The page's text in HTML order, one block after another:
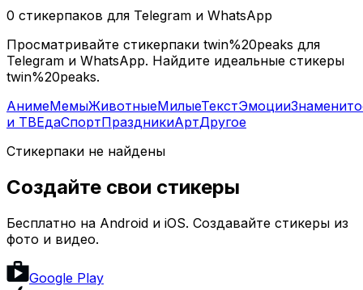
0 стикерпаков для Telegram и WhatsApp
Просматривайте стикерпаки twin%20peaks для
Telegram и WhatsApp. Найдите идеальные стикеры
twin%20peaks.
АнимеМемыЖивотныеМилыеТекстЭмоции
и ТВЕдаСпортПраздникиАртДругое
Стикерпаки не найдены
Создайте свои стикеры
Бесплатно на Android и iOS. Создавайте стикеры из
фото и видео.
Google Play